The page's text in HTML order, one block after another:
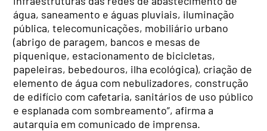
água, saneamento e águas pluviais, iluminação
pública, telecomunicações, mobiliário urbano
(abrigo de paragem, bancos e mesas de
piquenique, estacionamento de bicicletas,
papeleiras, bebedouros, ilha ecológica), criação de
elemento de água com nebulizadores, construção
de edifício com cafetaria, sanitários de uso público
e esplanada com sombreamento”, afirma a
autarquia em comunicado de imprensa.